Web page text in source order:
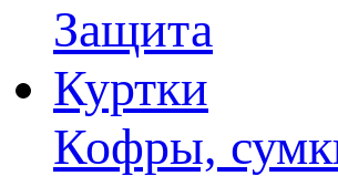
Защита
Куртки
Кофры,